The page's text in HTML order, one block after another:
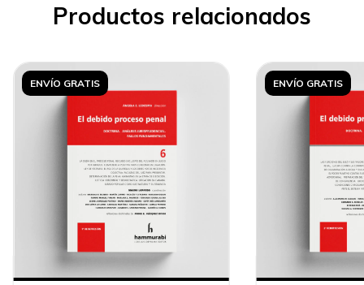
Productos relacionados
ENVÍO GRATIS ENVÍO GRATIS